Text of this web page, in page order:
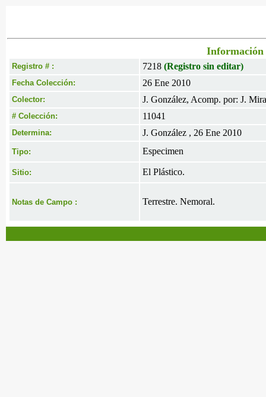
Información
Registro # : 7218 (Registro sin editar)
Fecha Colección: 26 Ene 2010
Colector: J. González, Acomp. por: J.
# Colección: 11041
Determina: J. González , 26 Ene 2010
Tipo: Especimen
Sitio: El Plástico.
Notas de Campo : Terrestre. Nemoral.